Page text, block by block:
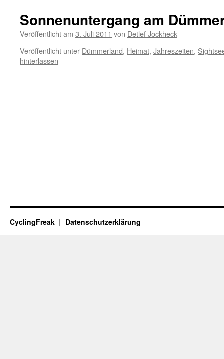
Sonnenuntergang am
Veröffentlicht am 3. Juli 2011 von Detlef Jockheck
Veröffentlicht unter Dümmerland, Heimat, Jahreszeiten,
hinterlassen
CyclingFreak Datenschutzerklärung